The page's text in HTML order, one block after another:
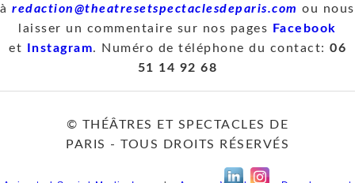
àredaction@theatresetspectaclesdeparis.com ou nous
laisser un commentaire sur nos pages
Facebook
et Instagram. Numéro de téléphone du contact: 06
51 14 92 68
© THÉÂTRES ET SPECTACLES DE
PARIS - TOUS DROITS RÉSERVÉS